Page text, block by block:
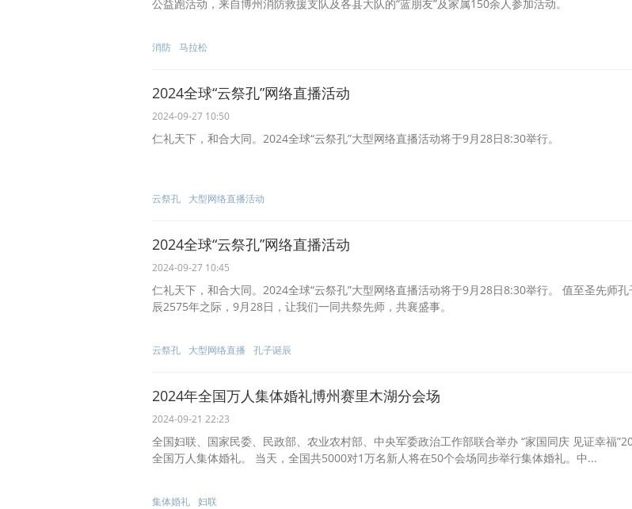
公益跑活动，来自博州消防救援支队及各县大队的“蓝朋友”及家属150余人参加活动。
消防 马拉松
2024全球“云祭孔”网络直播活动
2024-09-27 10:50
仁礼天下，和合大同。2024全球“云祭孔”大型网络直播活动将于9月28日8:30举行。
云祭孔 大型网络直播活动
2024全球“云祭孔”网络直播活动
2024-09-27 10:45
仁礼天下，和合大同。2024全球“云祭孔”大型网络直播活动将于9月28日8:30举行。 值至圣先师孔
辰2575年之际，9月28日，让我们一同共祭先师，共襄盛事。
云祭孔 大型网络直播 孔子诞辰
2024年全国万人集体婚礼博州赛里木湖分会场
2024-09-21 22:23
全国妇联、国家民委、民政部、农业农村部、中央军委政治工作部联合举办 “家国同庆 见证幸福
全国万人集体婚礼。 当天，全国共5000对1万名新人将在50个会场同步举行集体婚礼。中...
集体婚礼 妇联